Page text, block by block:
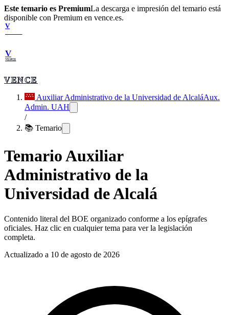
Este temario es PremiumLa descarga e impresión del temario está
disponible con Premium en vence.es.
V
V
VENCE
VENCE
Auxiliar Administrativo de la Universidad de AlcaláAux.
Admin. UAH
/
📚 Temario
TemarioAuxiliar
Administrativo de la
Universidad de Alcalá
Contenido literal del BOE organizado conforme a los epígrafes
oficiales. Haz clic en cualquier tema para ver la legislación
completa.
Actualizado a 10 de agosto de 2026